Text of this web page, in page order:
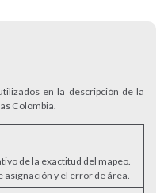
en la descripción de la
Colombia.
de la exactitud del mapeo.
asignación y el error de área.